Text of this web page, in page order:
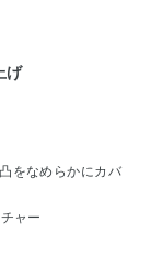
げ
をなめらかにカバ
ャー